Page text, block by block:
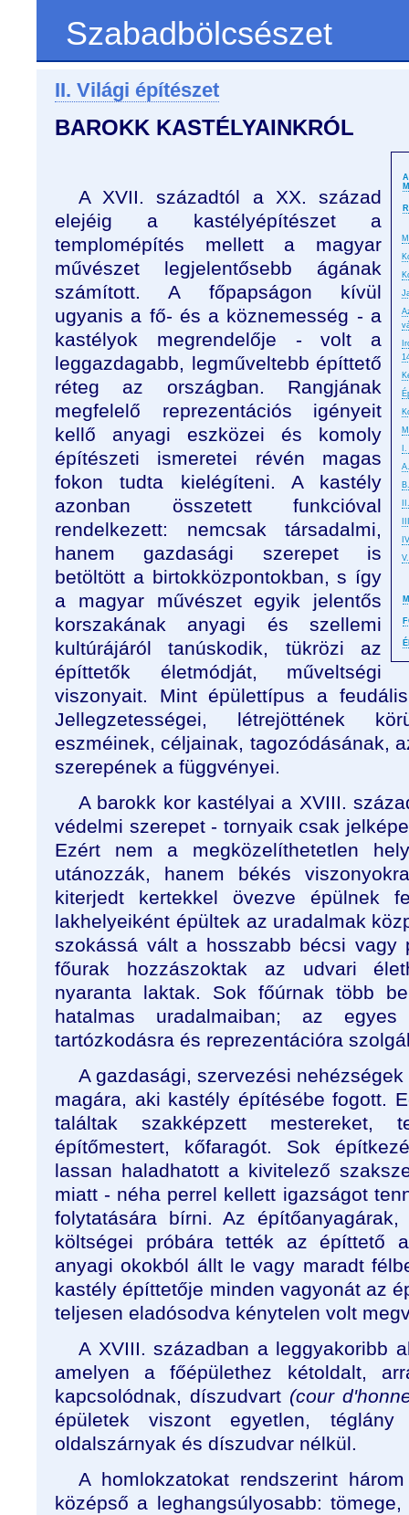
Szabadbölcsészet
II. Világi építészet
BAROKK KASTÉLYAINKRÓL
A XVII. századtól a XX. század
elejéig a kastélyépítészet a
templomépítés mellett a magyar
művészet legjelentősebb ágának
számított. A főpapságon kívül
ugyanis a fő- és a köznemesség - a
kastélyok megrendelője - volt a
leggazdagabb, legműveltebb építtető
réteg az országban. Rangjának
megfelelő reprezentációs igényeit
kellő anyagi eszközei és komoly
építészeti ismeretei révén magas
fokon tudta kielégíteni. A kastély
azonban összetett funkcióval
rendelkezett: nemcsak társadalmi,
hanem gazdasági szerepet is
betöltött a birtokközpontokban, s így
a magyar művészet egyik jelentős
korszakának anyagi és szellemi
kultúrájáról tanúskodik, tükrözi az
építtetők életmódját, műveltségi
viszonyait. Mint épülettípus a
Jellegzetességei, létrejöttének
eszméinek, céljainak, tagozódásának,
szerepének a függvényei.
A barokk kor kastélyai a XVIII.
védelmi szerepet - tornyaik csak
Ezért nem a megközelíthetetlen
utánozzák, hanem békés
kiterjedt kertekkel övezve épülnek
lakhelyeiként épültek az uradalmak
szokássá vált a hosszabb bécsi vagy
főurak hozzászoktak az udvari
nyaranta laktak. Sok főúrnak több
hatalmas uradalmaiban; az
tartózkodásra és reprezentációra
A gazdasági, szervezési
magára, aki kastély építésébe fogott.
találtak szakképzett mestereket,
építőmestert, kőfaragót. Sok
lassan haladhatott a kivitelező
miatt - néha perrel kellett igazságot
folytatására bírni. Az
költségei próbára tették az építtető
anyagi okokból állt le vagy maradt
kastély építtetője minden vagyonát az
teljesen eladósodva kénytelen volt
A XVIII. században a leggyakoribb
amelyen a főépülethez kétoldalt,
kapcsolódnak, díszudvart (cour
épületek viszont egyetlen,
oldalszárnyak és díszudvar nélkül.
A homlokzatokat rendszerint
középső a leghangsúlyosabb: